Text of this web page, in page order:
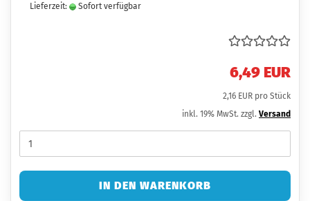
Lieferzeit: Sofort verfügbar
6,49 EUR
2,16 EUR pro Stück
inkl. 19% MwSt. zzgl. Versand
IN DEN WARENKORB